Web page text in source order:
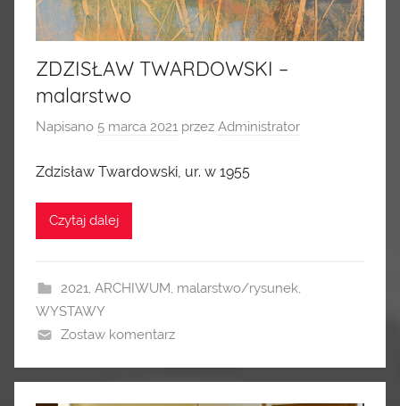
ZDZISŁAW TWARDOWSKI –
malarstwo
Napisano 5 marca 2021 przez Administrator
Zdzisław Twardowski, ur. w 1955
Czytaj dalej
2021, ARCHIWUM, malarstwo/rysunek,
WYSTAWY
Zostaw komentarz